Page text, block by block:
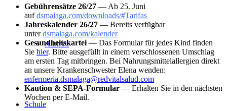
Alumni
Schule
Gebührensätze 26/27 — Ab 25. Juni
aufdsmalaga.com/downloads/#Tarifas
Jahreskalender 26/27 — Bereits verfügbar
unterdsmalaga.com/kalender
Gesundheitskartei— Das Formular für jedes Kind finden
Sie hier. Bitte ausgefüllt in einem verschlossenen Umschlag
am ersten Tag mitbringen. Bei Nahrungsmittelallergien direkt
an unsere Krankenschwester Elena wenden:
enfermeria.dsmalaga@redvitalsalud.com
Kaution & SEPA-Formular — Erhalten Sie in den nächsten
Wochen per E-Mail.